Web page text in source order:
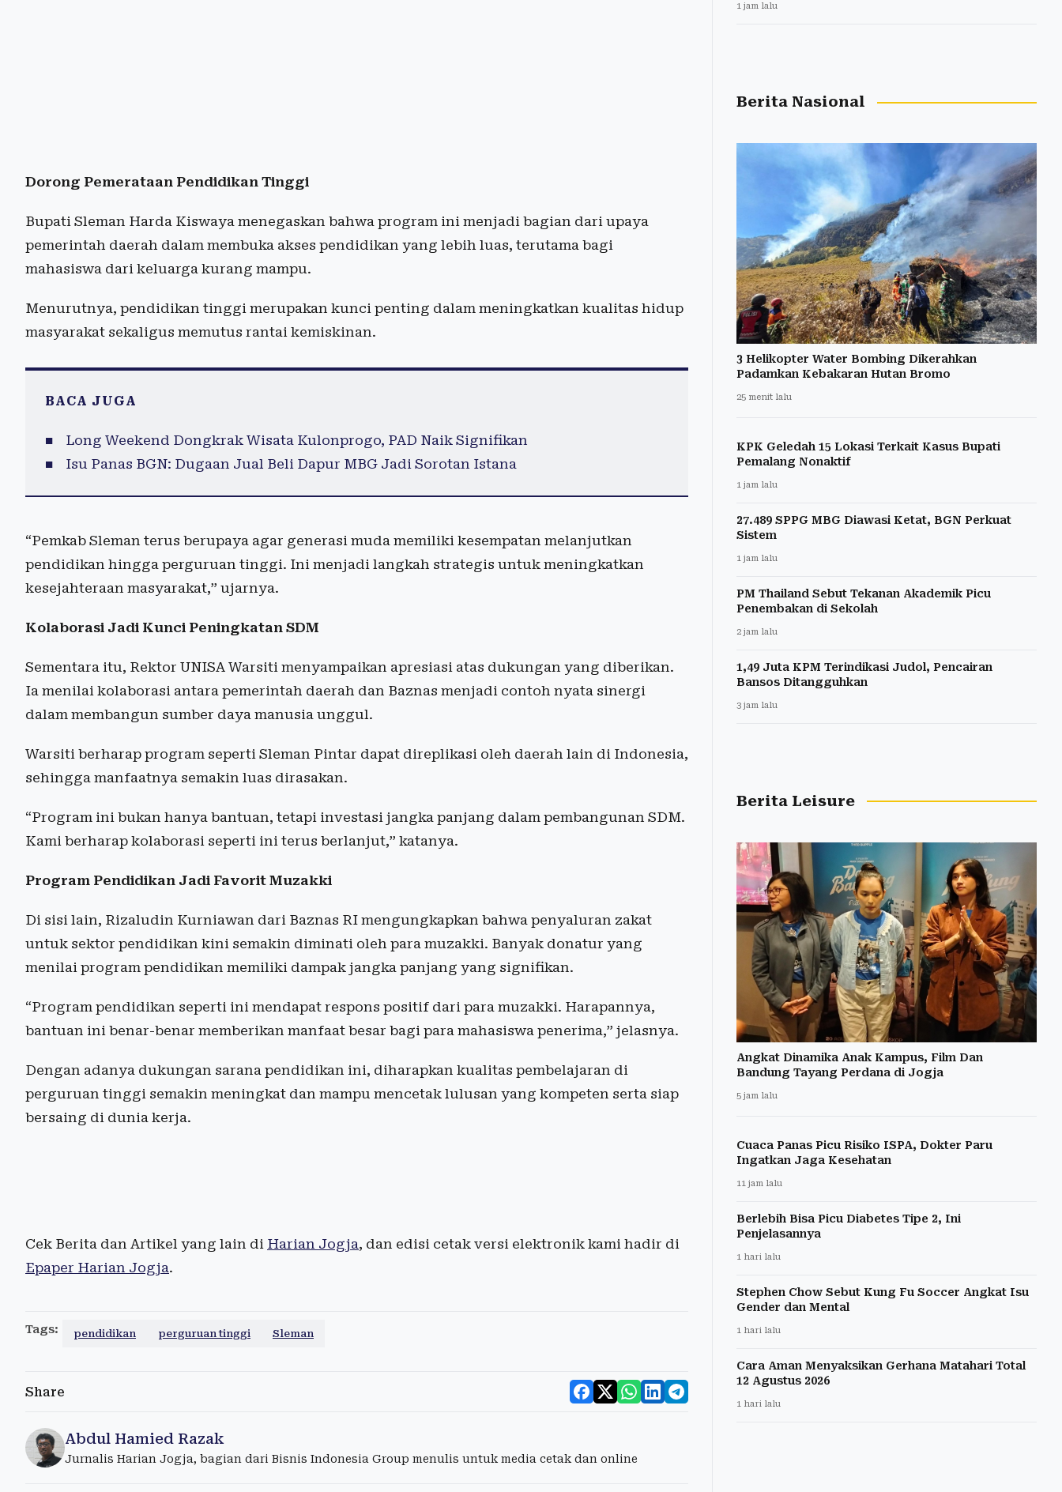
Dorong Pemerataan Pendidikan Tinggi
Bupati Sleman Harda Kiswaya menegaskan bahwa program ini menjadi bagian dari upaya
pemerintah daerah dalam membuka akses pendidikan yang lebih luas, terutama bagi
mahasiswa dari keluarga kurang mampu.
Menurutnya, pendidikan tinggi merupakan kunci penting dalam meningkatkan kualitas hidup
masyarakat sekaligus memutus rantai kemiskinan.
BACA JUGA
Long Weekend Dongkrak Wisata Kulonprogo, PAD Naik Signifikan
Isu Panas BGN: Dugaan Jual Beli Dapur MBG Jadi Sorotan Istana
“Pemkab Sleman terus berupaya agar generasi muda memiliki kesempatan melanjutkan
pendidikan hingga perguruan tinggi. Ini menjadi langkah strategis untuk meningkatkan
kesejahteraan masyarakat,” ujarnya.
Kolaborasi Jadi Kunci Peningkatan SDM
Sementara itu, Rektor UNISA Warsiti menyampaikan apresiasi atas dukungan yang diberikan.
Ia menilai kolaborasi antara pemerintah daerah dan Baznas menjadi contoh nyata sinergi
dalam membangun sumber daya manusia unggul.
Warsiti berharap program seperti Sleman Pintar dapat direplikasi oleh daerah lain di Indonesia,
sehingga manfaatnya semakin luas dirasakan.
“Program ini bukan hanya bantuan, tetapi investasi jangka panjang dalam pembangunan SDM.
Kami berharap kolaborasi seperti ini terus berlanjut,” katanya.
Program Pendidikan Jadi Favorit Muzakki
Di sisi lain, Rizaludin Kurniawan dari Baznas RI mengungkapkan bahwa penyaluran zakat
untuk sektor pendidikan kini semakin diminati oleh para muzakki. Banyak donatur yang
menilai program pendidikan memiliki dampak jangka panjang yang signifikan.
“Program pendidikan seperti ini mendapat respons positif dari para muzakki. Harapannya,
bantuan ini benar-benar memberikan manfaat besar bagi para mahasiswa penerima,” jelasnya.
Dengan adanya dukungan sarana pendidikan ini, diharapkan kualitas pembelajaran di
perguruan tinggi semakin meningkat dan mampu mencetak lulusan yang kompeten serta siap
bersaing di dunia kerja.
Cek Berita dan Artikel yang lain di Harian Jogja, dan edisi cetak versi elektronik kami hadir di
Epaper Harian Jogja.
Tags: pendidikan perguruan tinggi Sleman
Share
Abdul Hamied Razak
Jurnalis Harian Jogja, bagian dari Bisnis Indonesia Group menulis untuk media cetak dan online
1 jam lalu
Berita Nasional
3 Helikopter Water Bombing Dikerahkan
Padamkan Kebakaran Hutan Bromo
25 menit lalu
KPK Geledah 15 Lokasi Terkait Kasus Bupati
Pemalang Nonaktif
1 jam lalu
27.489 SPPG MBG Diawasi Ketat, BGN Perkuat
Sistem
1 jam lalu
PM Thailand Sebut Tekanan Akademik Picu
Penembakan di Sekolah
2 jam lalu
1,49 Juta KPM Terindikasi Judol, Pencairan
Bansos Ditangguhkan
3 jam lalu
Berita Leisure
Angkat Dinamika Anak Kampus, Film Dan
Bandung Tayang Perdana di Jogja
5 jam lalu
Cuaca Panas Picu Risiko ISPA, Dokter Paru
Ingatkan Jaga Kesehatan
11 jam lalu
Berlebih Bisa Picu Diabetes Tipe 2, Ini
Penjelasannya
1 hari lalu
Stephen Chow Sebut Kung Fu Soccer Angkat Isu
Gender dan Mental
1 hari lalu
Cara Aman Menyaksikan Gerhana Matahari Total
12 Agustus 2026
1 hari lalu